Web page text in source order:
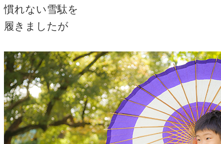
慣れない雪駄を
履きましたが